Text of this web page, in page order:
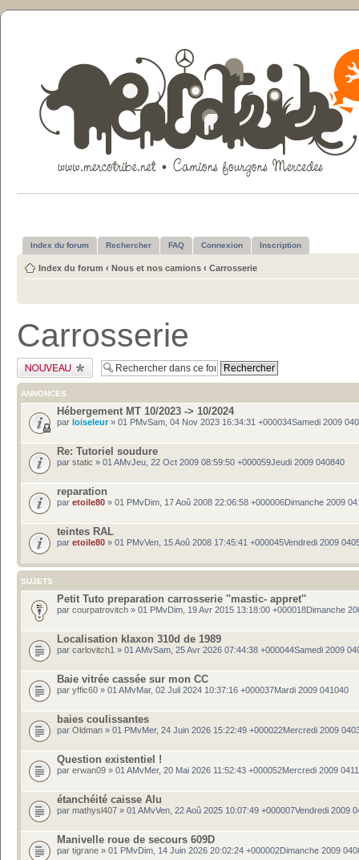
Index du forum Rechercher FAQ Connexion Inscription
Index du forum ‹ Nous et nos camions ‹ Carrosserie
Carrosserie
Publier un nouveau
sujet
ANNONCES
Hébergement MT 10/2023 -> 10/2024
par loiseleur» 01 PMvSam, 04 Nov 2023 16:34:31 +000034Samedi 2009
Re: Tutoriel soudure
par static » 01 AMvJeu, 22 Oct 2009 08:59:50 +000059Jeudi 2009 040840
reparation
par etoile80 » 01 PMvDim, 17 Aoû 2008 22:06:58 +000006Dimanche 2009
teintes RAL
par etoile80 » 01 PMvVen, 15 Aoû 2008 17:45:41 +000045Vendredi 2009
SUJETS
Petit Tuto preparation carrosserie ''mastic- appret''
par courpatrovitch » 01 PMvDim, 19 Avr 2015 13:18:00 +000018Dimanche
Localisation klaxon 310d de 1989
par carlovitch1 » 01 AMvSam, 25 Avr 2026 07:44:38 +000044Samedi 2009
Baie vitrée cassée sur mon CC
par yffic60 » 01 AMvMar, 02 Juil 2024 10:37:16 +000037Mardi 2009 041040
baies coulissantes
par Oldman » 01 PMvMer, 24 Juin 2026 15:22:49 +000022Mercredi 2009
Question existentiel !
par erwan09 » 01 AMvMer, 20 Mai 2026 11:52:43 +000052Mercredi 2009
étanchéité caisse Alu
par mathysl407 » 01 AMvVen, 22 Aoû 2025 10:07:49 +000007Vendredi 2009
Manivelle roue de secours 609D
par tigrane » 01 PMvDim, 14 Juin 2026 20:02:24 +000002Dimanche 2009